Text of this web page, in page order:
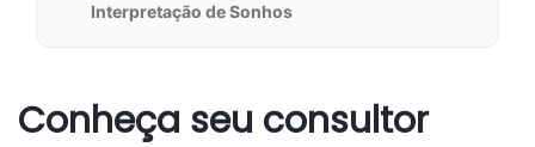
Interpretação de Sonhos
Conheça seu consultor